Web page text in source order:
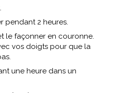
pendant 2 heures.
le façonner en couronne.
vos doigts pour que la
une heure dans un